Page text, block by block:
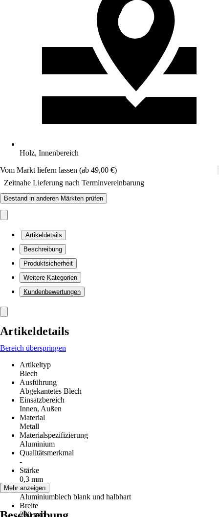
Holz, Innenbereich
Vom Markt liefern lassen (ab 49,00 €)
Zeitnahe Lieferung nach Terminvereinbarung
Bestand in anderen Märkten prüfen
Artikeldetails
Beschreibung
Produktsicherheit
Weitere Kategorien
Kundenbewertungen
Artikeldetails
Bereich überspringen
Artikeltyp
Blech
Ausführung
Abgekantetes Blech
Einsatzbereich
Innen, Außen
Material
Metall
Materialspezifizierung
Aluminium
Qualitätsmerkmal
-
Stärke
0,3 mm
Hinweis
Aluminiumblech blank und halbhart
Breite
200 mm
Mehr anzeigen